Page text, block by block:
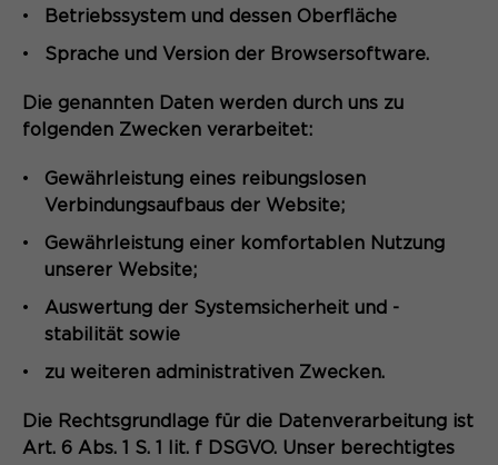
Betriebssystem und dessen Oberfläche
Sprache und Version der Browsersoftware.
Die genannten Daten werden durch uns zu
folgenden Zwecken verarbeitet:
Gewährleistung eines reibungslosen
Verbindungsaufbaus der Website;
Gewährleistung einer komfortablen Nutzung
unserer Website;
Auswertung der Systemsicherheit und -
stabilität sowie
zu weiteren administrativen Zwecken.
Die Rechtsgrundlage für die Datenverarbeitung ist
Art. 6 Abs. 1 S. 1 lit. f DSGVO. Unser berechtigtes
Speichert den Zustimmungsstatus des
aktuellen Domäne.